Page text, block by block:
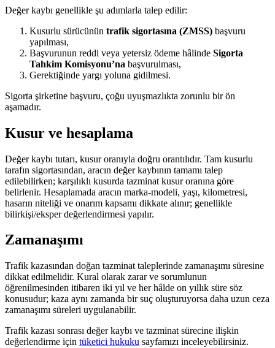
Değer kaybı genellikle şu adımlarla talep edilir:
Kusurlu sürücünün trafik sigortasına (ZMSS) başvuru
yapılması,
Başvurunun reddi veya yetersiz ödeme hâlinde Sigorta
Tahkim Komisyonu’na başvurulması,
Gerektiğinde yargı yoluna gidilmesi.
Sigorta şirketine başvuru, çoğu uyuşmazlıkta zorunlu bir ön
aşamadır.
Kusur ve hesaplama
Değer kaybı tutarı, kusur oranıyla doğru orantılıdır. Tam kusurlu
tarafın sigortasından, aracın değer kaybının tamamı talep
edilebilirken; karşılıklı kusurda tazminat kusur oranına göre
belirlenir. Hesaplamada aracın marka-modeli, yaşı, kilometresi,
hasarın niteliği ve onarım kapsamı dikkate alınır; genellikle
bilirkişi/eksper değerlendirmesi yapılır.
Zamanaşımı
Trafik kazasından doğan tazminat taleplerinde zamanaşımı süresine
dikkat edilmelidir. Kural olarak zarar ve sorumlunun
öğrenilmesinden itibaren iki yıl ve her hâlde on yıllık süre söz
konusudur; kaza aynı zamanda bir suç oluşturuyorsa daha uzun ceza
zamanaşımı süreleri uygulanabilir.
Trafik kazası sonrası değer kaybı ve tazminat sürecine ilişkin
değerlendirme için tüketici hukuku sayfamızı inceleyebilirsiniz.